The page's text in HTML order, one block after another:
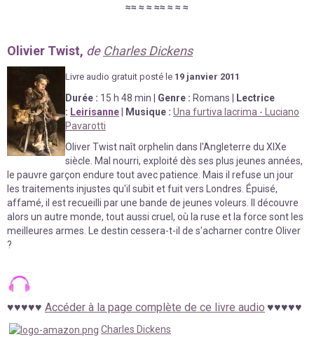
≈≈ ≈ ≈ ≈≈ ≈ ≈ ≈
Olivier Twist, de Charles Dickens
Livre audio gratuit posté le 19 janvier 2011
Durée : 15 h 48 min | Genre : Romans | Lectrice
: Leirisanne| Musique : Una furtiva lacrima - Luciano
Pavarotti
Oliver Twist naît orphelin dans l'Angleterre du XIXe
siècle. Mal nourri, exploité dès ses plus jeunes années,
le pauvre garçon endure tout avec patience. Mais il refuse un jour
les traitements injustes qu'il subit et fuit vers Londres. Épuisé,
affamé, il est recueilli par une bande de jeunes voleurs. Il découvre
alors un autre monde, tout aussi cruel, où la ruse et la force sont les
meilleures armes. Le destin cessera-t-il de s'acharner contre Oliver
?
♥♥♥♥♥ Accéder à la page complète de ce livre audio ♥♥♥♥♥
Charles Dickens